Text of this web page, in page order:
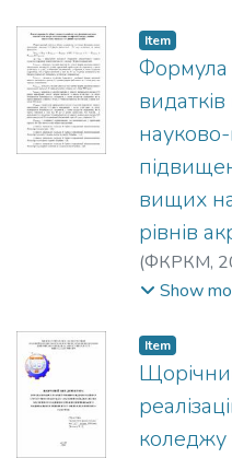
Світлана
Item
Формула
науково-
вищих
рівнів
(ФКРКМ,
Show
Item
коледжу